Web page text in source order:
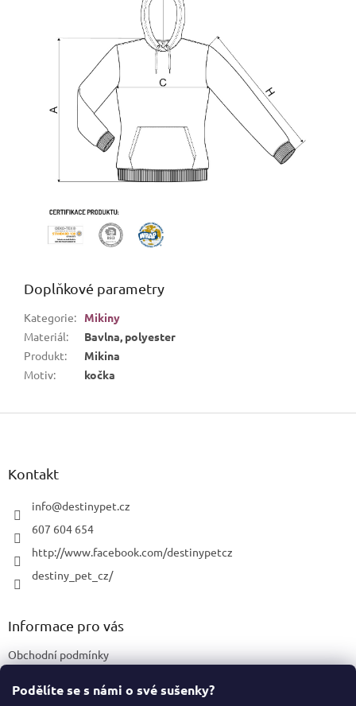
Podělíte se s námi o své sušenky?
Doplňkové parametry
Kategorie:
Mikiny
Materiál:
Bavlna, polyester
Produkt:
Mikina
Motiv: kočka
Z
Kontakt
info@destinypet.cz
607 604 654
http://www.facebook.com/destinypetcz
destiny_pet_cz/
Informace pro vás
Obchodní podmínky
Certifikace a označení produktů